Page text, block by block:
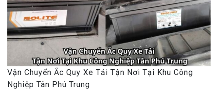
Vận Chuyển Ắc Quy Xe Tải Tận Nơi Tại Khu Công
Nghiệp Tân Phú Trung